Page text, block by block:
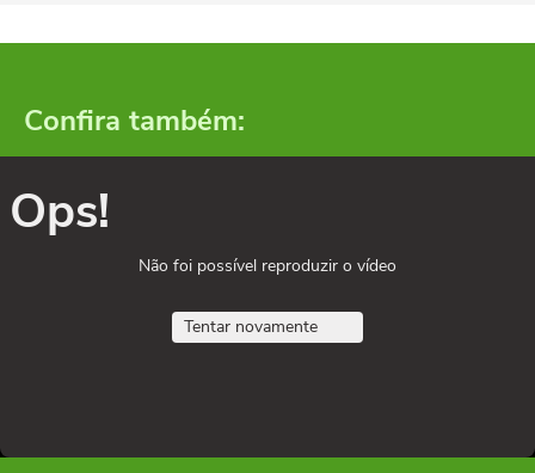
Confira também:
Ops!
Não foi possível reproduzir o vídeo
Tentar novamente